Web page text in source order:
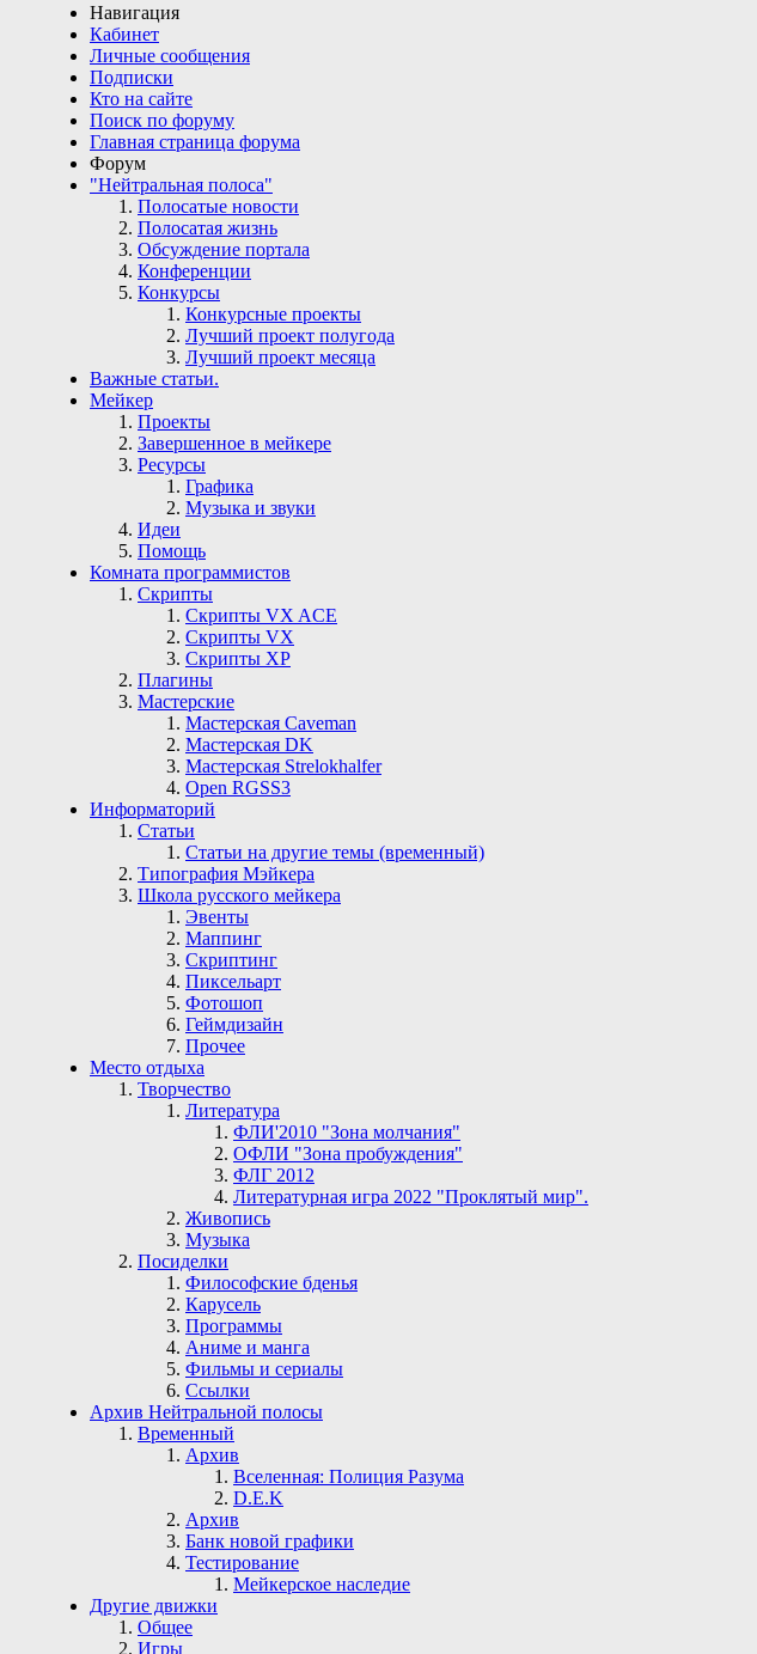
Навигация
Кабинет
Личные сообщения
Подписки
Кто на сайте
Поиск по форуму
Главная страница форума
Форум
"Нейтральная полоса"
Полосатые новости
Полосатая жизнь
Обсуждение портала
Конференции
Конкурсы
Конкурсные проекты
Лучший проект полугода
Лучший проект месяца
Важные статьи.
Мейкер
Проекты
Завершенное в мейкере
Ресурсы
Графика
Музыка и звуки
Идеи
Помощь
Комната программистов
Скрипты
Скрипты VX ACE
Скрипты VX
Скрипты ХР
Плагины
Мастерские
Мастерская Сaveman
Мастерская DK
Мастерская Strelokhalfer
Open RGSS3
Информаторий
Статьи
Статьи на другие темы (временный)
Типография Мэйкера
Школа русского мейкера
Эвенты
Маппинг
Скриптинг
Пиксельарт
Фотошоп
Геймдизайн
Прочее
Место отдыха
Творчество
Литература
ФЛИ'2010 "Зона молчания"
ОФЛИ "Зона пробуждения"
ФЛГ 2012
Литературная игра 2022 "Проклятый мир".
Живопись
Музыка
Посиделки
Философские бденья
Карусель
Программы
Аниме и манга
Фильмы и сериалы
Ссылки
Архив Нейтральной полосы
Временный
Архив
Вселенная: Полиция Разума
D.E.K
Архив
Банк новой графики
Тестирование
Мейкерское наследие
Другие движки
Общее
Игры